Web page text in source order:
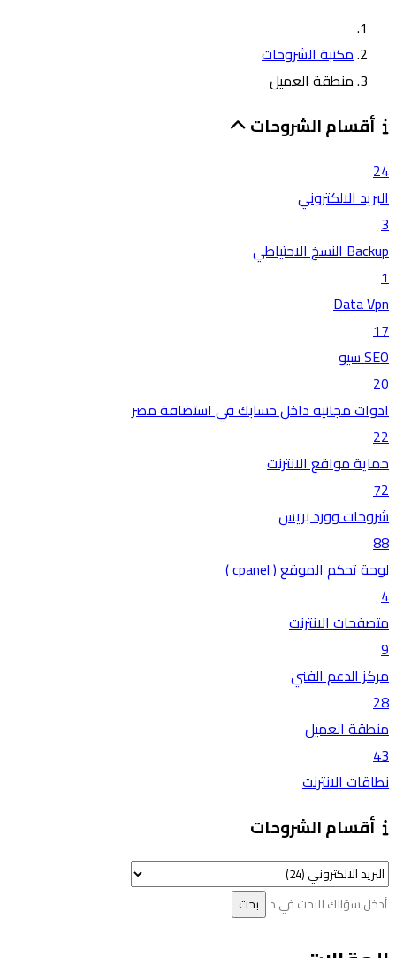
مكتبة الشروحات
منطقة العميل
أقسام الشروحات
24
البريد الالكتروني
3
Backup النسخ الاحتياطي
1
Data Vpn
17
SEO سيو
20
ادوات مجانيه داخل حسابك في استضافة مصر
22
حماية مواقع الانترنت
72
شروحات وورد بريس
88
لوحة تحكم الموقع ( cpanel )
4
متصفحات الانترنت
9
مركز الدعم الفني
28
منطقة العميل
43
نطاقات الانترنت
أقسام الشروحات